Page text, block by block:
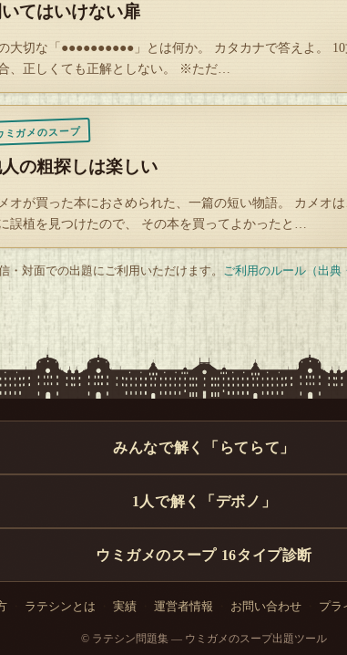
てはいけない扉
大切な「●●●●●●●●●●」とは何か。 カタカナで答えよ。
、正しくても正解としない。 ※ただ…
ミガメのスープ
の粗探しは楽しい
オが買った本におさめられた、一篇の短い物語。 カメオ
誤植を見つけたので、 その本を買ってよかったと…
・対面での出題にご利用いただけます。 ご利用のルール（出典
みんなで解く「らてらて」
1人で解く「デボノ」
ウミガメのスープ 16タイプ診断
・ ラテシンとは 実績・ 運営者情報 お問い合わせ・ プラ
© ラテシン問題集 — ウミガメのスープ出題ツール